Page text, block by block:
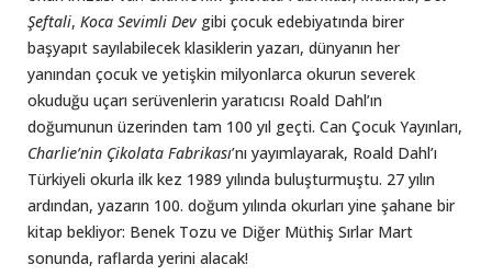
Şeftali, Koca Sevimli Dev gibi çocuk edebiyatında birer
başyapıt sayılabilecek klasiklerin yazarı, dünyanın her
yanından çocuk ve yetişkin milyonlarca okurun severek
okuduğu uçarı serüvenlerin yaratıcısı Roald Dahl’ın
doğumunun üzerinden tam 100 yıl geçti. Can Çocuk Yayınları,
Charlie’nin Çikolata Fabrikası’nı yayımlayarak, Roald Dahl’ı
Türkiyeli okurla ilk kez 1989 yılında buluşturmuştu. 27 yılın
ardından, yazarın 100. doğum yılında okurları yine şahane bir
kitap bekliyor: Benek Tozu ve Diğer Müthiş Sırlar Mart
sonunda, raflarda yerini alacak!